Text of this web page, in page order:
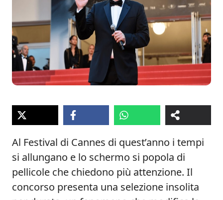
Al Festival di Cannes di quest’anno i tempi
si allungano e lo schermo si popola di
pellicole che chiedono più attenzione. Il
concorso presenta una selezione insolita